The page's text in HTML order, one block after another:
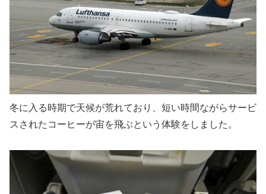
冬に入る時期で天候が荒れており、短い時間ながらサービ
スされたコーヒーが宙を飛ぶという体験をしました。